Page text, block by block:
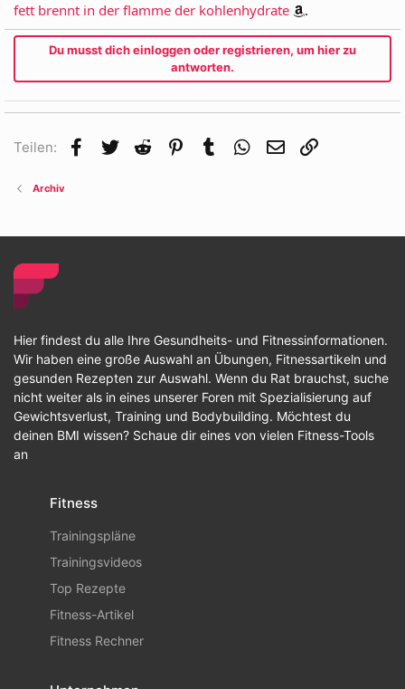
fett brennt in der flamme der kohlenhydrate
.
Du musst dich einloggen oder registrieren, um hier zu
antworten.
Teilen: Facebook
Twitter Reddit Pinterest
Tumblr WhatsApp
E-Mail
Archiv
Hier findest du alle Ihre Gesundheits- und Fitnessinformationen.
Wir haben eine große Auswahl an Übungen, Fitnessartikeln und
gesunden Rezepten zur Auswahl. Wenn du Rat brauchst, suche
nicht weiter als in eines unserer Foren mit Spezialisierung auf
Gewichtsverlust, Training und Bodybuilding. Möchtest du
deinen BMI wissen? Schaue dir eines von vielen Fitness-Tools
an
Fitness
Trainingspläne
Trainingsvideos
Top Rezepte
Fitness-Artikel
Fitness Rechner